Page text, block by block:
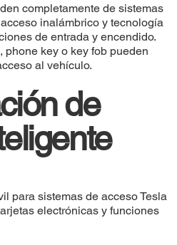
completamente de sistemas
inalámbrico y tecnología
de entrada y encendido.
phone key o key fob pueden
al vehículo.
de
para sistemas de acceso Tesla
electrónicas y funciones